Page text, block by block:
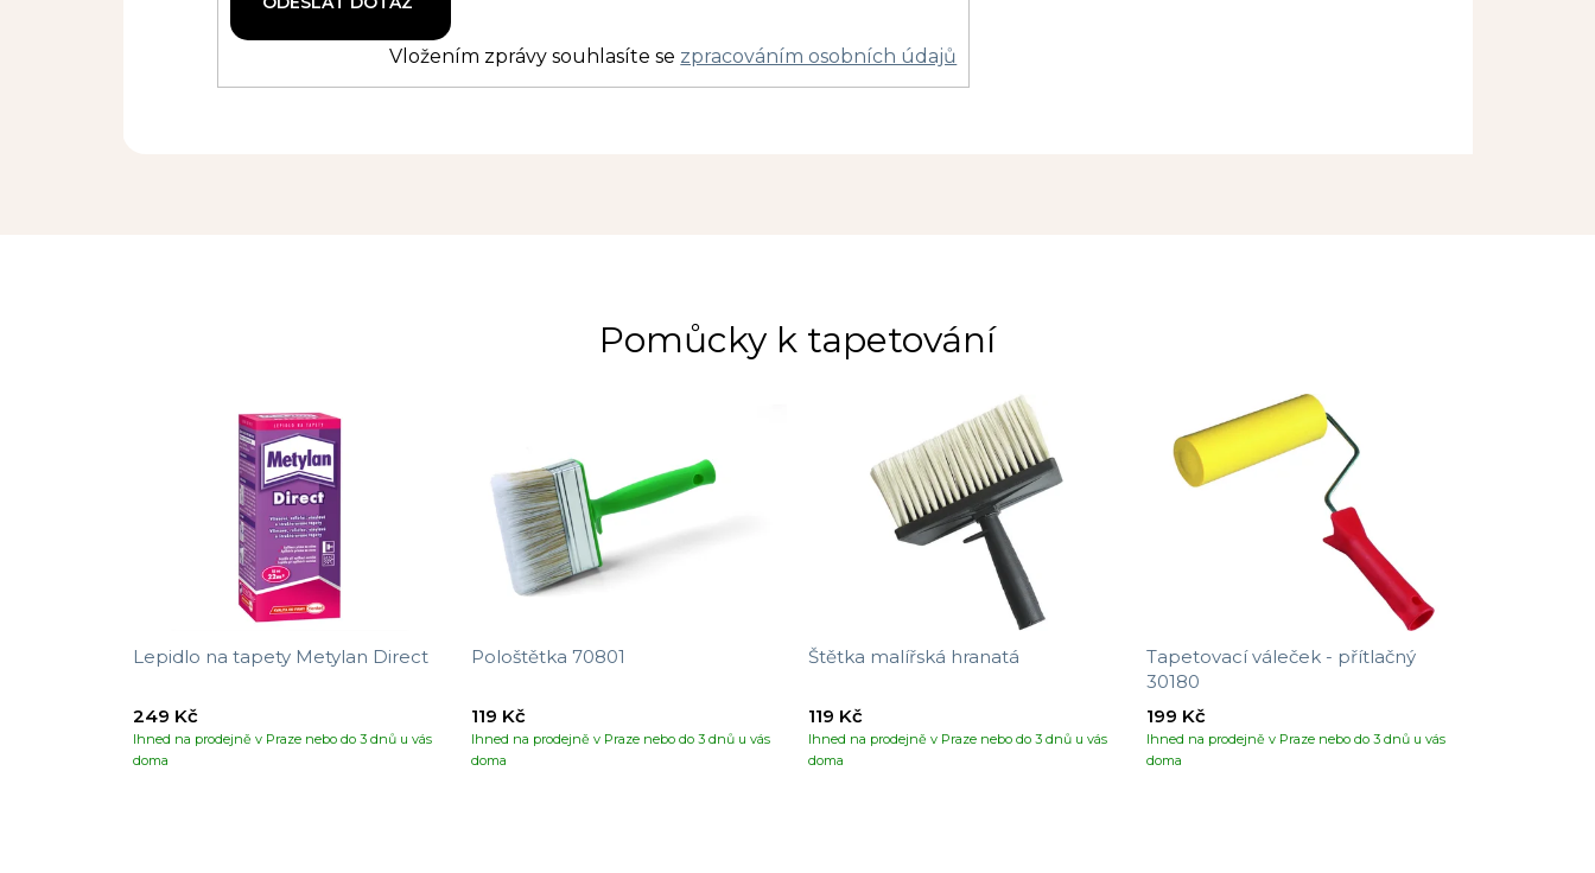
Vložením zprávy souhlasíte se zpracováním osobních údajů
Pomůcky k tapetování
Lepidlo na tapety Metylan Direct
Ihned na prodejně v Praze nebo do 3 dnů u vás
doma
249 Kč
Pološtětka 70801
Ihned na prodejně v Praze nebo do 3 dnů u vás
doma
119 Kč
Štětka malířská hranatá
Ihned na prodejně v Praze nebo do 3 dnů u vás
doma
119 Kč
Tapetovací váleček - přítlačný
30180
Ihned na prodejně v Praze nebo do 3 dnů u vás
doma
199 Kč